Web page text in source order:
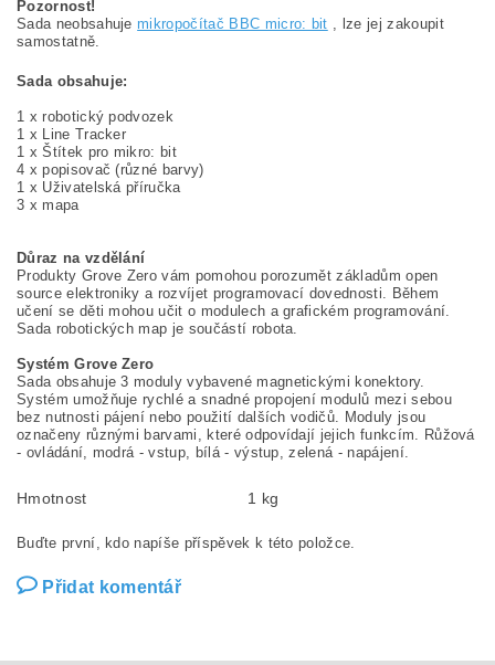
Pozornost!
Sada neobsahuje mikropočítač BBC micro: bit , lze jej zakoupit
samostatně.
Sada obsahuje:
1 x robotický podvozek
1 x Line Tracker
1 x Štítek pro mikro: bit
4 x popisovač (různé barvy)
1 x Uživatelská příručka
3 x mapa
Důraz na vzdělání
Produkty Grove Zero vám pomohou porozumět základům open
source elektroniky a rozvíjet programovací dovednosti. Během
učení se děti mohou učit o modulech a grafickém programování.
Sada robotických map je součástí robota.
Systém Grove Zero
Sada obsahuje 3 moduly vybavené magnetickými konektory.
Systém umožňuje rychlé a snadné propojení modulů mezi sebou
bez nutnosti pájení nebo použití dalších vodičů. Moduly jsou
označeny různými barvami, které odpovídají jejich funkcím. Růžová
- ovládání, modrá - vstup, bílá - výstup, zelená - napájení.
Hmotnost 1 kg
Buďte první, kdo napíše příspěvek k této položce.
Přidat komentář